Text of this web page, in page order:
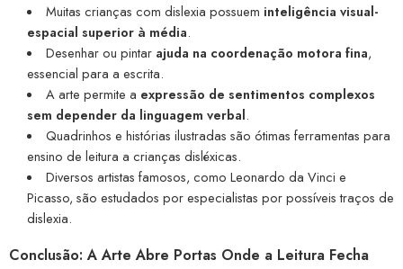
Muitas crianças com dislexia possuem inteligência visual-
espacial superior à média.
Desenhar ou pintar ajuda na coordenação motora fina,
essencial para a escrita.
A arte permite a expressão de sentimentos complexos
sem depender da linguagem verbal.
Quadrinhos e histórias ilustradas são ótimas ferramentas para
ensino de leitura a crianças disléxicas.
Diversos artistas famosos, como Leonardo da Vinci e
Picasso, são estudados por especialistas por possíveis traços de
dislexia.
Conclusão: A Arte Abre Portas Onde a Leitura Fecha